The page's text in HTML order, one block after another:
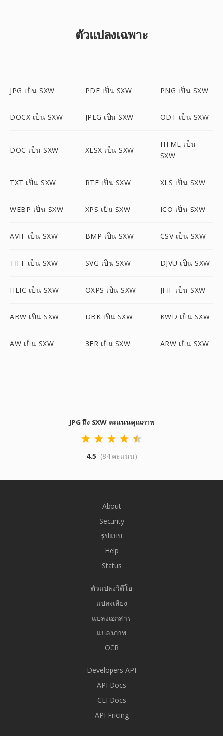
ตัวแปลงเฉพาะ
JPG เป็น SXW PDF เป็น SXW PNG เป็น SXW
DOCX เป็น SXW JPEG เป็น SXW ODT เป็น SXW
DOC เป็น SXW XLSX เป็น SXW
HTML เป็น
SXW
TXT เป็น SXW RTF เป็น SXW XLS เป็น SXW
WEBP เป็น SXW XPS เป็น SXW ICO เป็น SXW
AVIF เป็น SXW BMP เป็น SXW CSV เป็น SXW
TIFF เป็น SXW SVG เป็น SXW DJVU เป็น SXW
HEIC เป็น SXW OXPS เป็น SXW JFIF เป็น SXW
ABW เป็น SXW DBK เป็น SXW KWD เป็น SXW
AW เป็น SXW 3FR เป็น SXW ARW เป็น SXW
JPG ถึง SXW คะแนนคุณภาพ
4.5 (84 คะแนน)
About
Security
รูปแบบ
Help
Status
ตัวแปลงวิดีโอ
แปลงเสียง
แปลงเอกสาร
แปลงภาพ
OCR
Developers API
API Docs
CLI Docs
API Pricing